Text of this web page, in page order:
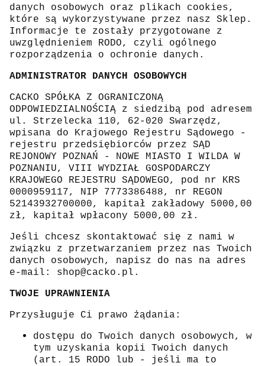
danych osobowych oraz plikach cookies,
które są wykorzystywane przez nasz Sklep.
Informacje te zostały przygotowane z
uwzględnieniem RODO, czyli ogólnego
rozporządzenia o ochronie danych.
ADMINISTRATOR DANYCH OSOBOWYCH
CACKO SPÓŁKA Z OGRANICZONĄ
ODPOWIEDZIALNOŚCIĄ z siedzibą pod adresem
ul. Strzelecka 110, 62-020 Swarzędz,
wpisana do Krajowego Rejestru Sądowego -
rejestru przedsiębiorców przez SĄD
REJONOWY POZNAŃ - NOWE MIASTO I WILDA W
POZNANIU, VIII WYDZIAŁ GOSPODARCZY
KRAJOWEGO REJESTRU SĄDOWEGO, pod nr KRS
0000959117, NIP 7773386488, nr REGON
52143932700000, kapitał zakładowy 5000,00
zł, kapitał wpłacony 5000,00 zł.
Jeśli chcesz skontaktować się z nami w
związku z przetwarzaniem przez nas Twoich
danych osobowych, napisz do nas na adres
e-mail: shop@cacko.pl.
TWOJE UPRAWNIENIA
Przysługuje Ci prawo żądania:
dostępu do Twoich danych osobowych, w
tym uzyskania kopii Twoich danych
(art. 15 RODO lub - jeśli ma to